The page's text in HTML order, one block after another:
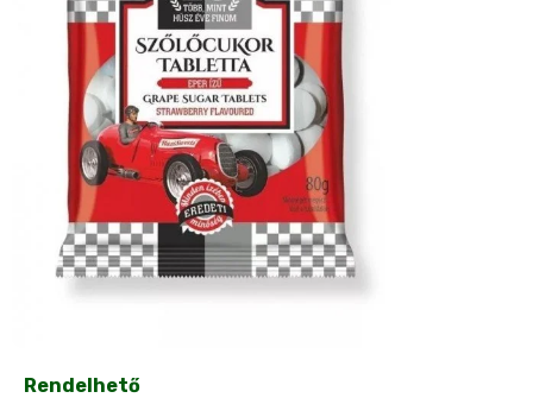
Rendelhető